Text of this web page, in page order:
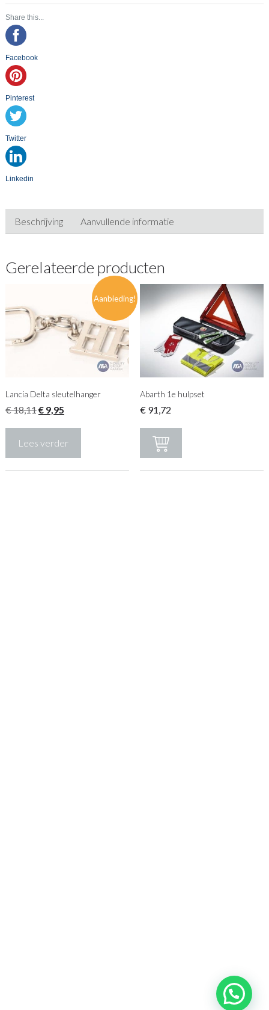
Share this...
Facebook
Pinterest
Twitter
Linkedin
Beschrijving Aanvullende informatie
Gerelateerde producten
Aanbieding!
Lancia Delta sleutelhanger
€18,11Oorspronkelijke
€9,95Huidige
Lees verder
Abarth 1e hulpset
€91,72